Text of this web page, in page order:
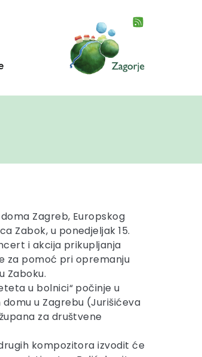
Zagreb, Europskog
Zabok, u ponedjeljak 15.
i akcija prikupljanja
za pomoć pri opremanju
Zaboku.
u bolnici“ počinje u
domu u Zagrebu (Jurišićeva
za društvene
kompozitora izvodit će